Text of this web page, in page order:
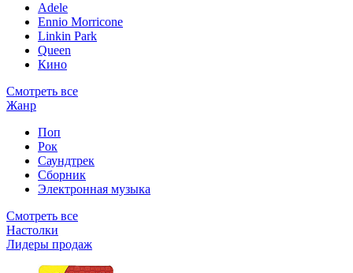
Adele
Ennio Morricone
Linkin Park
Queen
Кино
Смотреть все
Жанр
Поп
Рок
Саундтрек
Сборник
Электронная музыка
Смотреть все
Настолки
Лидеры продаж